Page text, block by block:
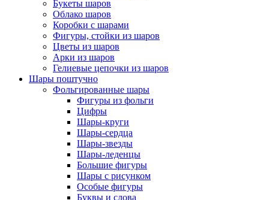
Букеты шаров
Облако шаров
Коробки с шарами
Фигуры, стойки из шаров
Цветы из шаров
Арки из шаров
Гелиевые цепочки из шаров
Шары поштучно
Фольгированные шары
Фигуры из фольги
Цифры
Шары-круги
Шары-сердца
Шары-звезды
Шары-леденцы
Большие фигуры
Шары с рисунком
Особые фигуры
Буквы и слова